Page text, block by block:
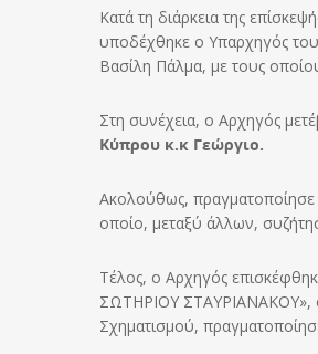
Κατά τη διάρκεια της
υποδέχθηκε ο Υπαρχηγός
Βασίλη Πάλμα, με τους
Στη συνέχεια, ο Αρχηγός
Κύπρου κ.κ Γεώργιο.
Ακολούθως, πραγματοποίησε
οποίο, μεταξύ άλλων,
Τέλος, ο Αρχηγός
ΣΩΤΗΡΙΟΥ ΣΤΑΥΡΙΑΝΑΚΟΥ»,
Σχηματισμού,